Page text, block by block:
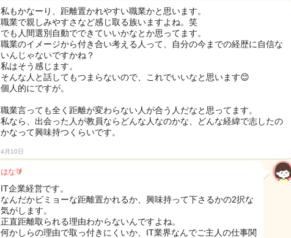
私もかなーり、距離置かれやすい職業かと思います。
職業で親しみやすさなど感じ取る族いますよね。笑
でも人間選別自動でできていいかなとか思ってます。
職業のイメージから付き合い考える人って、自分の今までの経歴に自信な
いんじゃないですかね？
私はそう感じます。
そんな人と話してもつまらないので、これでいいなと思います😊
個人的にですが。
職業言っても全く距離が変わらない人が合う人だなと思ってます。
私なら、出会った人が教員ならどんな人なのかな、どんな経緯で志したの
かなって興味持つくらいです。
4月10日
はな🔰
IT企業経営です。
なんだかビミョーな距離置かれるか、興味持って下さるかの2択な
気がします。
正直距離取られる理由わからないんですよね。
何かしらの理由で取っ付きにくいか、IT業界なんでご主人の仕事関